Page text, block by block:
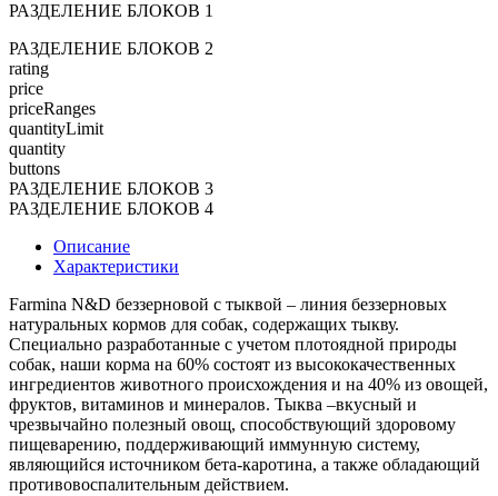
РАЗДЕЛЕНИЕ БЛОКОВ 1
РАЗДЕЛЕНИЕ БЛОКОВ 2
rating
price
priceRanges
quantityLimit
quantity
buttons
РАЗДЕЛЕНИЕ БЛОКОВ 3
РАЗДЕЛЕНИЕ БЛОКОВ 4
Описание
Характеристики
Farmina N&D беззерновой с тыквой – линия беззерновых
натуральных кормов для собак, содержащих тыкву.
Специально разработанные с учетом плотоядной природы
собак, наши корма на 60% состоят из высококачественных
ингредиентов животного происхождения и на 40% из овощей,
фруктов, витаминов и минералов. Тыква –вкусный и
чрезвычайно полезный овощ, способствующий здоровому
пищеварению, поддерживающий иммунную систему,
являющийся источником бета-каротина, а также обладающий
противовоспалительным действием.